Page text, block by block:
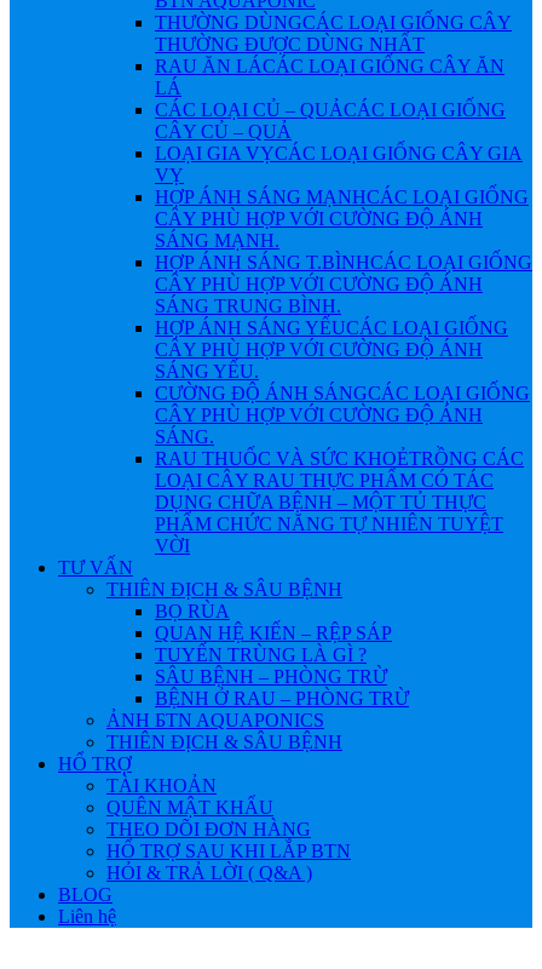
THƯỜNG DÙNGCÁC LOẠI GIỐNG CÂY
THƯỜNG ĐƯỢC DÙNG NHẤT
RAU ĂN LÁCÁC LOẠI GIỐNG CÂY ĂN
LÁ
CÁC LOẠI CỦ – QUẢCÁC LOẠI GIỐNG
CÂY CỦ – QUẢ
LOẠI GIA VỴCÁC LOẠI GIỐNG CÂY GIA
VỴ
HỢP ÁNH SÁNG MẠNHCÁC LOẠI GIỐNG
CÂY PHÙ HỢP VỚI CƯỜNG ĐỘ ÁNH
SÁNG MẠNH.
HỢP ÁNH SÁNG T.BÌNHCÁC LOẠI GIỐNG
CÂY PHÙ HỢP VỚI CƯỜNG ĐỘ ÁNH
SÁNG TRUNG BÌNH.
HỢP ÁNH SÁNG YẾUCÁC LOẠI GIỐNG
CÂY PHÙ HỢP VỚI CƯỜNG ĐỘ ÁNH
SÁNG YẾU.
CƯỜNG ĐỘ ÁNH SÁNGCÁC LOẠI GIỐNG
CÂY PHÙ HỢP VỚI CƯỜNG ĐỘ ÁNH
SÁNG.
RAU THUỐC VÀ SỨC KHOẺTRỒNG CÁC
LOẠI CÂY RAU THỰC PHẨM CÓ TÁC
DỤNG CHỮA BỆNH – MỘT TỦ THỰC
PHẨM CHỨC NĂNG TỰ NHIÊN TUYỆT
VỜI
TƯ VẤN
THIÊN ĐỊCH & SÂU BỆNH
BỌ RÙA
QUAN HỆ KIẾN – RỆP SÁP
TUYẾN TRÙNG LÀ GÌ ?
SÂU BỆNH – PHÒNG TRỪ
BỆNH Ở RAU – PHÒNG TRỪ
ẢNH БTN AQUAPONICS
THIÊN ĐỊCH & SÂU BỆNH
HỔ TRỢ
TÀI KHOẢN
QUÊN MẬT KHẨU
THEO DÕI ĐƠN HÀNG
HỔ TRỢ SAU KHI LẮP BTN
HỎI & TRẢ LỜI ( Q&A )
BLOG
Liên hệ